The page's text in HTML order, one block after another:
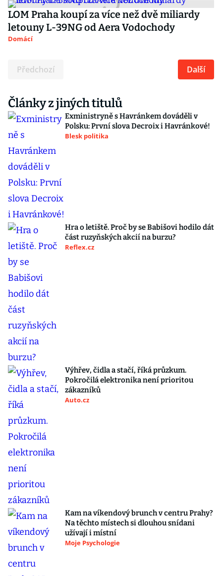
LOM Praha koupí za více než dvě miliardy
letouny L-39NG od Aera Vodochody
Domácí
Předchozí Další
Články z jiných titulů
Exministryně s Havránkem dováděli v
Polsku: První slova Decroix i Havránkové!
Blesk politika
Hra o letiště. Proč by se Babišovi hodilo dát
část ruzyňských akcií na burzu?
Reflex.cz
Výhřev, čidla a stačí, říká průzkum.
Pokročilá elektronika není prioritou
zákazníků
Auto.cz
Kam na víkendový brunch v centru Prahy?
Na těchto místech si dlouhou snídani
užívají i místní
Moje Psychologie